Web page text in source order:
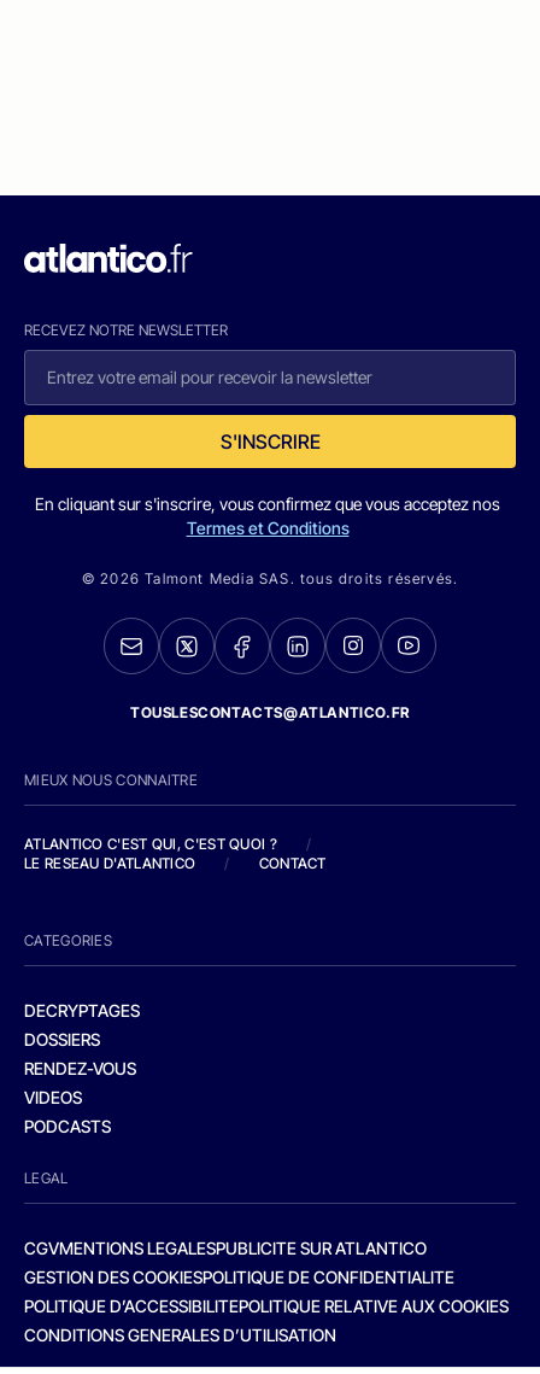
RECEVEZ NOTRE NEWSLETTER
S'INSCRIRE
En cliquant sur s'inscrire, vous confirmez que vous acceptez nos
Termes et Conditions
© 2026 Talmont Media SAS. tous droits réservés.
TOUSLESCONTACTS@ATLANTICO.FR
MIEUX NOUS CONNAITRE
ATLANTICO C'EST QUI, C'EST QUOI ?
/
LE RESEAU D'ATLANTICO
/ CONTACT
CATEGORIES
DECRYPTAGES
DOSSIERS
RENDEZ-VOUS
VIDEOS
PODCASTS
LEGAL
CGVMENTIONS LEGALESPUBLICITE SUR ATLANTICO
GESTION DES COOKIESPOLITIQUE DE CONFIDENTIALITE
POLITIQUE D’ACCESSIBILITEPOLITIQUE RELATIVE AUX COOKIES
CONDITIONS GENERALES D’UTILISATION